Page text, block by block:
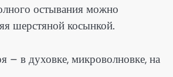
остывания можно
шерстяной косынкой.
– в духовке, микроволновке, на